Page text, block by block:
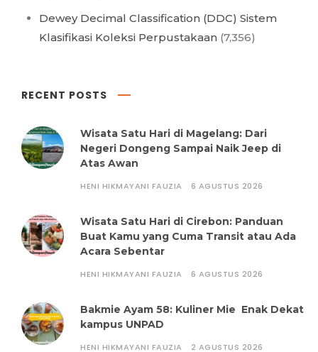
Dewey Decimal Classification (DDC) Sistem
Klasifikasi Koleksi Perpustakaan (7,356)
RECENT POSTS
Wisata Satu Hari di Magelang: Dari
Negeri Dongeng Sampai Naik Jeep di
Atas Awan
HENI HIKMAYANI FAUZIA 6 AGUSTUS 2026
Wisata Satu Hari di Cirebon: Panduan
Buat Kamu yang Cuma Transit atau Ada
Acara Sebentar
HENI HIKMAYANI FAUZIA 6 AGUSTUS 2026
Bakmie Ayam 58: Kuliner Mie Enak Dekat
kampus UNPAD
HENI HIKMAYANI FAUZIA 2 AGUSTUS 2026